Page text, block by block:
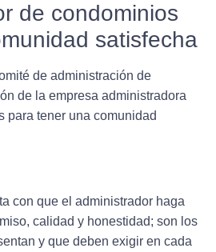
de condominios
satisfecha
de administración de
de la empresa administradora
para tener una comunidad
con que el administrador haga
calidad y honestidad; son los
y que deben exigir en cada